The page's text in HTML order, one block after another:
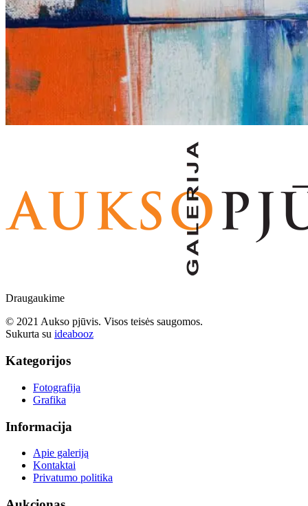
Draugaukime
© 2021 Aukso pjūvis. Visos teisės saugomos.
Sukurta su ideabooz
Kategorijos
Fotografija
Grafika
Informacija
Apie galeriją
Kontaktai
Privatumo politika